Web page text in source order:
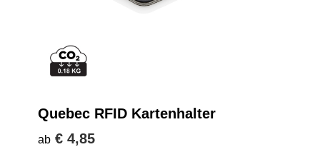
Quebec RFID Kartenhalter
ab € 4,85